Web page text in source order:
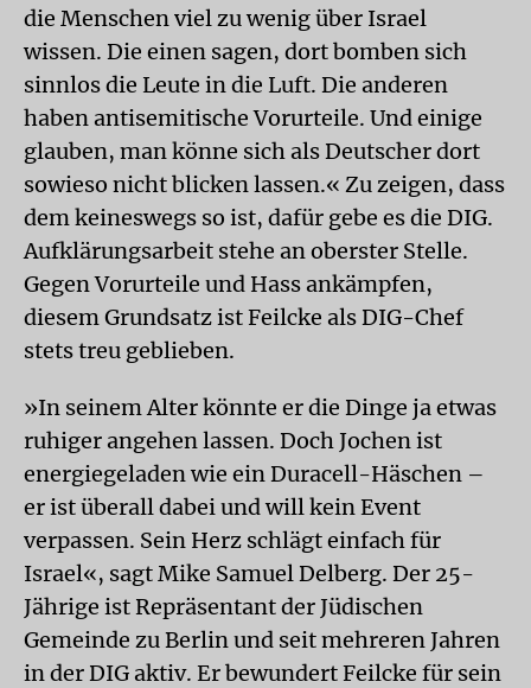
die Menschen viel zu wenig über Israel
wissen. Die einen sagen, dort bomben sich
sinnlos die Leute in die Luft. Die anderen
haben antisemitische Vorurteile. Und einige
glauben, man könne sich als Deutscher dort
sowieso nicht blicken lassen.« Zu zeigen, dass
dem keineswegs so ist, dafür gebe es die DIG.
Aufklärungsarbeit stehe an oberster Stelle.
Gegen Vorurteile und Hass ankämpfen,
diesem Grundsatz ist Feilcke als DIG-Chef
stets treu geblieben.
»In seinem Alter könnte er die Dinge ja etwas
ruhiger angehen lassen. Doch Jochen ist
energiegeladen wie ein Duracell-Häschen –
er ist überall dabei und will kein Event
verpassen. Sein Herz schlägt einfach für
Israel«, sagt Mike Samuel Delberg. Der 25-
Jährige ist Repräsentant der Jüdischen
Gemeinde zu Berlin und seit mehreren Jahren
in der DIG aktiv. Er bewundert Feilcke für sein